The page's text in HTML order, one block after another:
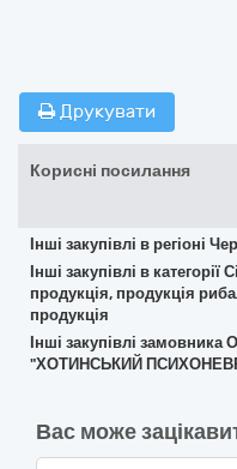
Друкувати
Корисні посилання
Інші закупівлі в регіоні
Інші закупівлі в
продукція, продукція
продукція
Інші закупівлі
"ХОТИНСЬКИЙ
Вас може